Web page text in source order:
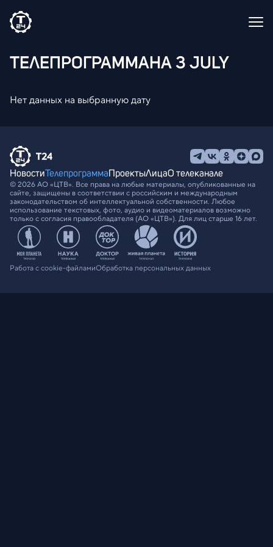
ТЕЛЕПРОГРАММАНА 3 JULY
Нет данных на выбранную дату
НовостиТелепрограммаПроектыЛицаО телеканале
© 2026 АО «ЦТВ». Все права на любые материалы, опубликованные на
сайте, защищены в соответствии с российским и международным
законодательством об интеллектуальной собственности. Любое
использование текстовых, фото, аудио и видеоматериалов возможно
только с согласия правообладателя (АО «ЦТВ»). Для лиц старше 16 лет.
Работа с cookie-файламиОбработка персональных данных